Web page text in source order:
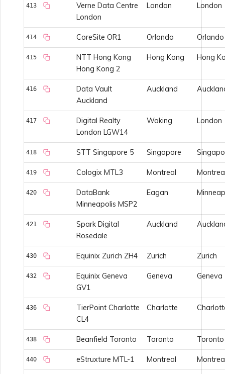
413
Verne Data Centre
London
London London
414 CoreSite OR1 Orlando Orlando
415
NTT Hong Kong
Hong Kong 2
Hong Kong Hong
416
Data Vault
Auckland
Auckland
417
Digital Realty
London LGW14
Woking London
418 STT Singapore 5 Singapore
419 Cologix MTL3 Montreal
420
DataBank
Minneapolis MSP2
Eagan
421
Spark Digital
Rosedale
Auckland
430 Equinix Zurich ZH4 Zurich Zurich
432
Equinix Geneva
GV1
Geneva Geneva
436
TierPoint Charlotte
CL4
Charlotte
438 Beanfield Toronto Toronto Toronto
440 eStruxture MTL-1 Montreal